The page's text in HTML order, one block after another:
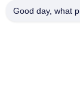
Good day, what